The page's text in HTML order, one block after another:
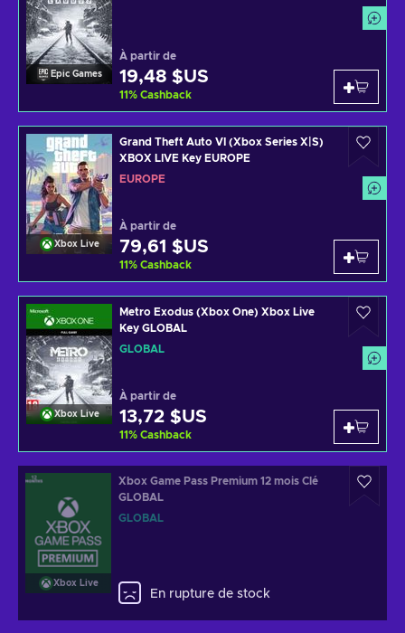
Epic Games
À partir de
19,48 $US
11% Cashback
Xbox Live
Grand Theft Auto VI (Xbox Series X|S)
XBOX LIVE Key EUROPE
EUROPE
À partir de
79,61 $US
11% Cashback
Xbox Live
Metro Exodus (Xbox One) Xbox Live
Key GLOBAL
GLOBAL
À partir de
13,72 $US
11% Cashback
Xbox Live
Xbox Game Pass Premium 12 mois Clé
GLOBAL
GLOBAL
En rupture de stock